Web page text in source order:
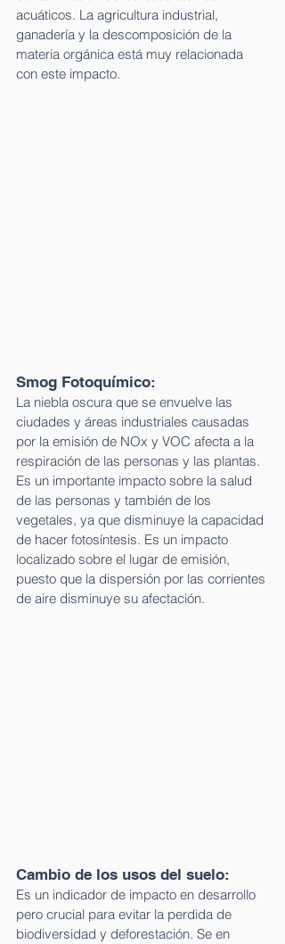
acuáticos. La agricultura industrial,
ganadería y la descomposición de la
materia orgánica está muy relacionada
con este impacto.
Smog Fotoquímico:
La niebla oscura que se envuelve las
ciudades y áreas industriales causadas
por la emisión de NOx y VOC afecta a la
respiración de las personas y las plantas.
Es un importante impacto sobre la salud
de las personas y también de los
vegetales, ya que disminuye la capacidad
de hacer fotosíntesis. Es un impacto
localizado sobre el lugar de emisión,
puesto que la dispersión por las corrientes
de aire disminuye su afectación.
Cambio de los usos del suelo:
Es un indicador de impacto en desarrollo
pero crucial para evitar la perdida de
biodiversidad y deforestación. Se en